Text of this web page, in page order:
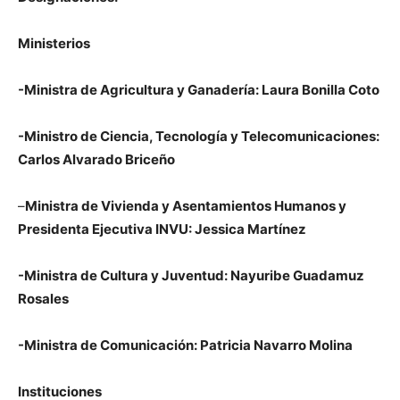
Ministerios
-Ministra de Agricultura y Ganadería: Laura Bonilla Coto
-Ministro de Ciencia, Tecnología y Telecomunicaciones:
Carlos Alvarado Briceño
–Ministra de Vivienda y Asentamientos Humanos y
Presidenta Ejecutiva INVU: Jessica Martínez
-Ministra de Cultura y Juventud: Nayuribe Guadamuz
Rosales
-Ministra de Comunicación: Patricia Navarro Molina
Instituciones